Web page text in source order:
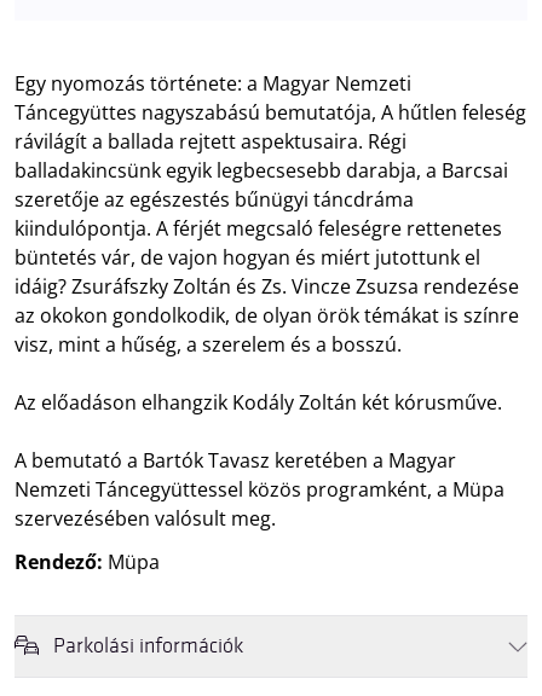
Egy nyomozás története: a Magyar Nemzeti
Táncegyüttes nagyszabású bemutatója, A hűtlen feleség
rávilágít a ballada rejtett aspektusaira. Régi
balladakincsünk egyik legbecsesebb darabja, a Barcsai
szeretője az egészestés bűnügyi táncdráma
kiindulópontja. A férjét megcsaló feleségre rettenetes
büntetés vár, de vajon hogyan és miért jutottunk el
idáig? Zsuráfszky Zoltán és Zs. Vincze Zsuzsa rendezése
az okokon gondolkodik, de olyan örök témákat is színre
visz, mint a hűség, a szerelem és a bosszú.
Az előadáson elhangzik Kodály Zoltán két kórusműve.
A bemutató a Bartók Tavasz keretében a Magyar
Nemzeti Táncegyüttessel közös programként, a Müpa
szervezésében valósult meg.
Rendező: Müpa
Parkolási információk